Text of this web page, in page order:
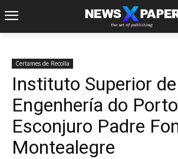
Certames de Recolla
Instituto Superior de
Engenhería do
Esconjuro Padre
Montealegre